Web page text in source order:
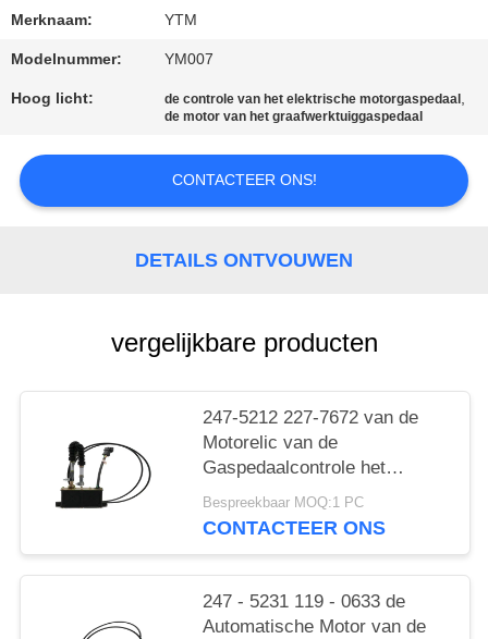
SITEMAP
PRIVACYBELEID
Merknaam: YTM
Modelnummer: YM007
Hoog licht: de controle van het elektrische motorgaspedaal ,
de motor van het graafwerktuiggaspedaal
CONTACTEER ONS!
DETAILS ONTVOUWEN
vergelijkbare producten
247-5212 227-7672 van de
Motorelic van de
Gaspedaalcontrole het
Graafwerktuigdelen E320C
E312C E320D
Bespreekbaar MOQ:1 PC
CONTACTEER ONS
247 - 5231 119 - 0633 de
Automatische Motor van de